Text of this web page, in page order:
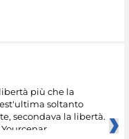
più che la
soltanto
secondava la libertà.